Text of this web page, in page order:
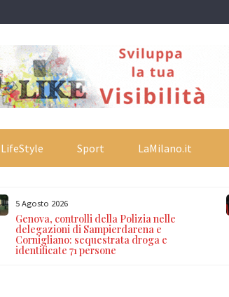
LifeStyle Sport LaMilano.it
5 Agosto 2026
Genova, controlli della Polizia nelle
delegazioni di Sampierdarena e
Cornigliano: sequestrata droga e
identificate 71 persone